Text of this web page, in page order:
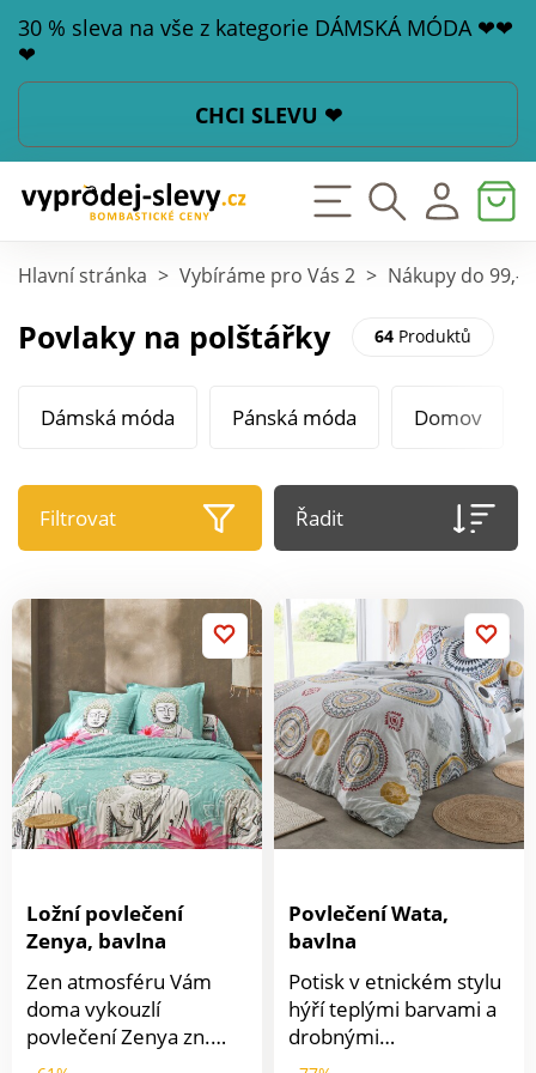
30 % sleva na vše z kategorie DÁMSKÁ MÓDA ❤❤
❤
CHCI SLEVU ❤
Hlavní stránka > Vybíráme pro Vás 2 > Nákupy do 99,-
Povlaky na polštářky 64Produktů
Dámská móda Pánská móda Domov
Filtrovat Řadit
Ložní povlečení
Zenya, bavlna
Zen atmosféru Vám
doma vykouzlí
povlečení Zenya zn.
Colombine. S
Povlečení Wata,
bavlna
Potisk v etnickém stylu
hýří teplými barvami a
drobnými
geometrickými motivy.